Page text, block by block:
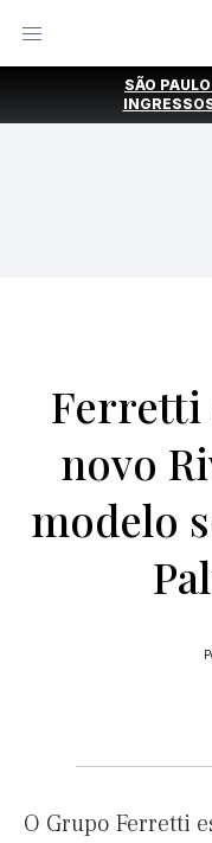
SÃO
Ferretti
novo
modelo
O Grupo Ferretti